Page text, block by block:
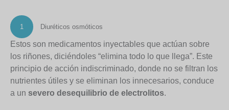
1 Diuréticos osmóticos
Estos son medicamentos inyectables que actúan sobre
los riñones, diciéndoles “elimina todo lo que llega”. Este
principio de acción indiscriminado, donde no se filtran los
nutrientes útiles y se eliminan los innecesarios, conduce
a un severo desequilibrio de electrolitos.